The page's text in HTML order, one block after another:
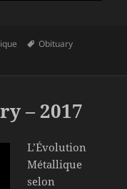
Mots-
Obituary
– 2017
L’Évolution
Métallique
selon